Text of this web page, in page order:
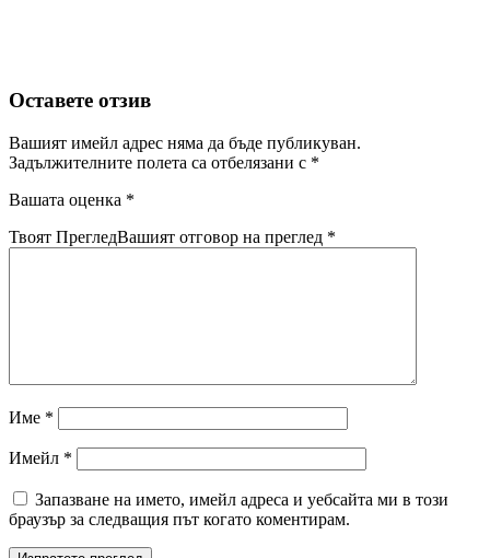
Оставете отзив
Вашият имейл адрес няма да бъде публикуван.
Задължителните полета са отбелязани с *
Вашата оценка *
Твоят ПрегледВашият отговор на преглед *
Име *
Имейл *
Запазване на името, имейл адреса и уебсайта ми в този
браузър за следващия път когато коментирам.